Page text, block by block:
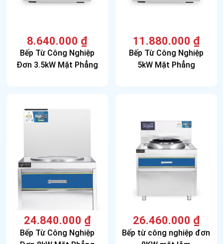
Bếp Từ Công Nghiệp
Đơn 3.5kW Mặt Phẳng
8.640.000 ₫
Bếp Từ Công Nghiệp
5kW Mặt Phẳng
11.880.000 ₫
Bếp Từ Công Nghiệp
24.840.000 ₫
Bếp từ công nghiệp đơn
26.460.000 ₫